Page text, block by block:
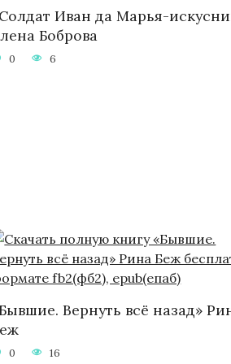
Иван да Марья-
Боброва
0 6
Вернуть всё назад»
0 16